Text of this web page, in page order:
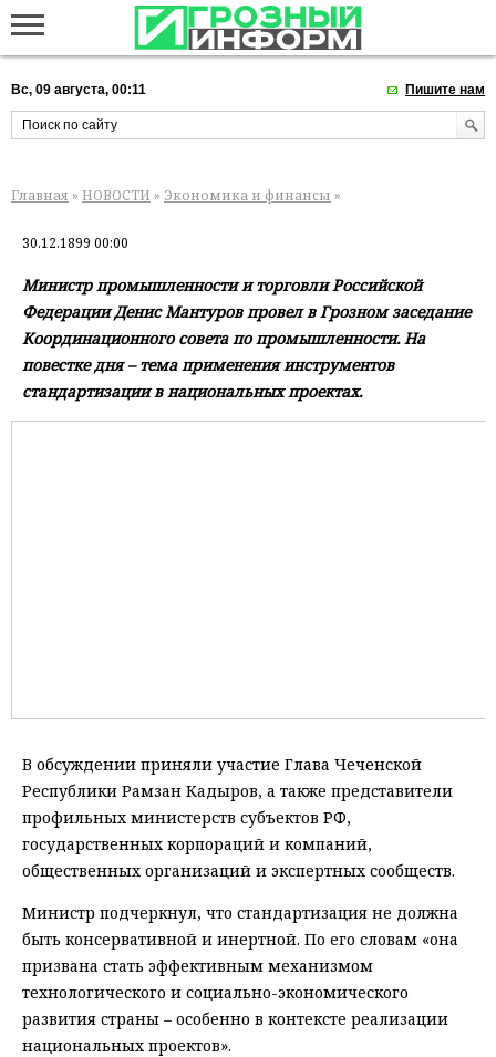
Вс, 09 августа, 00:11 Пишите нам
Главная » НОВОСТИ » Экономика и финансы »
30.12.1899 00:00
Министр промышленности и торговли Российской
Федерации Денис Мантуров провел в Грозном заседание
Координационного совета по промышленности. На
повестке дня – тема применения инструментов
стандартизации в национальных проектах.
В обсуждении приняли участие Глава Чеченской
Республики Рамзан Кадыров, а также представители
профильных министерств субъектов РФ,
государственных корпораций и компаний,
общественных организаций и экспертных сообществ.
Министр подчеркнул, что стандартизация не должна
быть консервативной и инертной. По его словам «она
призвана стать эффективным механизмом
технологического и социально-экономического
развития страны – особенно в контексте реализации
национальных проектов».